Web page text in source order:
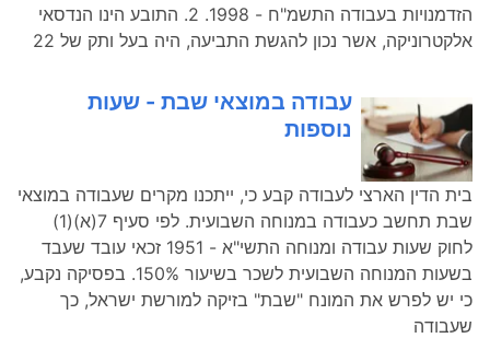
הזדמנויות בעבודה התשמ"ח - 1998. 2. התובע הינו הנדסאי
אלקטרוניקה, אשר נכון להגשת התביעה, היה בעל ותק של 22
עבודה במוצאי שבת - שעות
נוספות
בית הדין הארצי לעבודה קבע כי, ייתכנו מקרים שעבודה במוצאי
שבת תחשב כעבודה במנוחה השבועית. לפי סעיף 7(א)(1)
לחוק שעות עבודה ומנוחה התשי"א - 1951 זכאי עובד שעבד
בשעות המנוחה השבועית לשכר בשיעור 150%. בפסיקה נקבע,
כי יש לפרש את המונח "שבת" בזיקה למורשת ישראל, כך
שעבודה